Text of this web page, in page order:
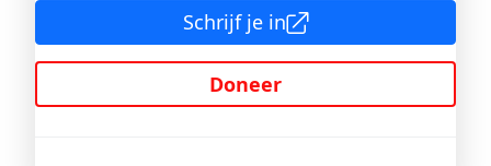
Schrijf je in
Doneer